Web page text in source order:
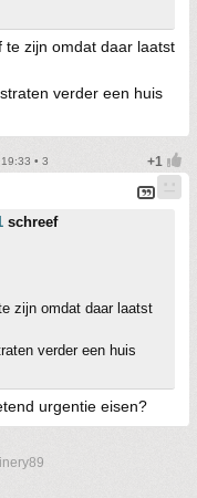
te zijn omdat daar laatst
verder een huis
• 3
schreef
zijn omdat daar laatst
verder een huis
urgentie eisen?